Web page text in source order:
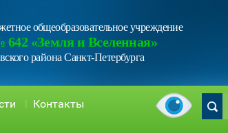
общеобразовательное учреждение
«Земля и Вселенная»
района Санкт-Петербурга
Контакты